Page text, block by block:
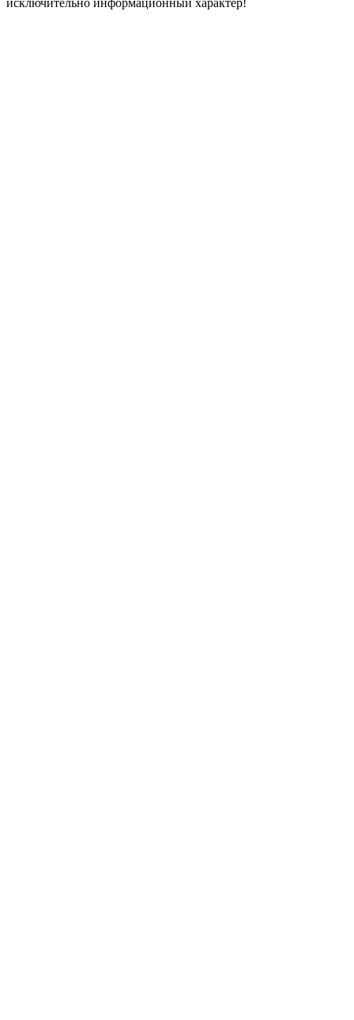
исключительно информационный характер!